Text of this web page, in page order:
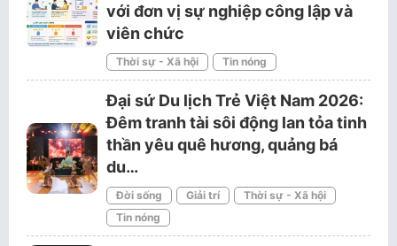
với đơn vị sự nghiệp công lập và
viên chức
Thời sự - Xã hội Tin nóng
Đại sứ Du lịch Trẻ Việt Nam 2026:
Đêm tranh tài sôi động lan tỏa tinh
thần yêu quê hương, quảng bá
du…
Đời sống Giải trí
Thời sự - Xã hội
Tin nóng